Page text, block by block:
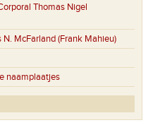
Thomas Nigel
McFarland (Frank Mahieu)
naamplaatjes